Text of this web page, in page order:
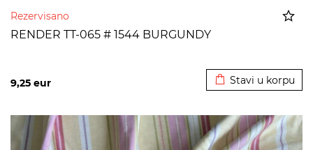
Rezervisano
RENDER TT-065 # 1544 BURGUNDY
9,25 eur Stavi u korpu